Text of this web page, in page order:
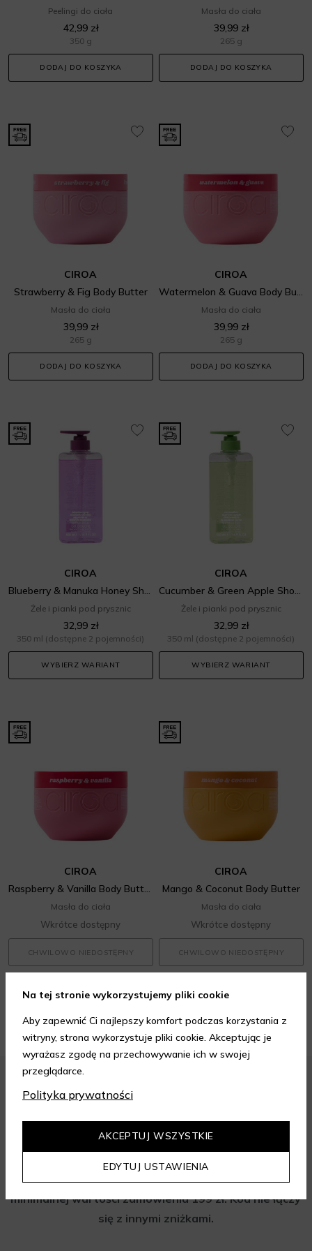
Peelingi do ciała
42,99 zł
350 g
DODAJ DO KOSZYKA
Masła do ciała
39,99 zł
265 g
DODAJ DO KOSZYKA
CIROA
Strawberry & Fig Body Butter
Masła do ciała
39,99 zł
265 g
DODAJ DO KOSZYKA
CIROA
Masła do ciała
39,99 zł
265 g
DODAJ DO KOSZYKA
CIROA
Żele i pianki pod prysznic
32,99 zł
350 ml (dostępne 2 pojemności)
WYBIERZ WARIANT
CIROA
Żele i pianki pod prysznic
32,99 zł
350 ml (dostępne 2 pojemności)
WYBIERZ WARIANT
CIROA
Raspberry & Vanilla Body Butter
Masła do ciała
Wkrótce dostępny
CHWILOWO NIEDOSTĘPNY
CIROA
Mango & Coconut Body Butter
Masła do ciała
Wkrótce dostępny
CHWILOWO NIEDOSTĘPNY
Zapisz się do newslettera i odbierz
rabat na aelia.pl:
-15% na cały nieprzeceniony asortyment przy
minimalnej wartości zamówienia 199 zł. Kod nie łączy
się z innymi zniżkami.
Na tej stronie wykorzystujemy pliki cookie
Aby zapewnić Ci najlepszy komfort podczas korzystania z
witryny, strona wykorzystuje pliki cookie. Akceptując je
wyrażasz zgodę na przechowywanie ich w swojej
przeglądarce.
Polityka prywatności
EDYTUJ USTAWIENIA
AKCEPTUJ WSZYSTKIE